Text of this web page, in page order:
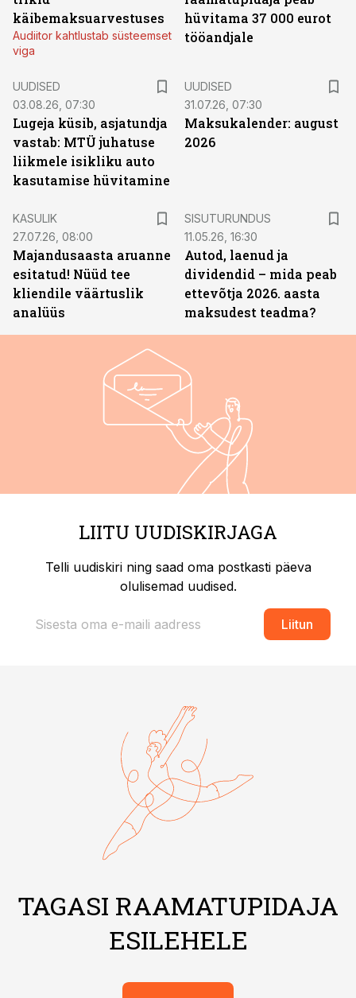
käibemaksuarvestuses
Audiitor kahtlustab süsteemset
viga
hüvitama 37 000 eurot
tööandjale
UUDISED
03.08.26, 07:30
Lugeja küsib, asjatundja
vastab: MTÜ juhatuse
liikmele isikliku auto
kasutamise hüvitamine
UUDISED
31.07.26, 07:30
Maksukalender: august
2026
KASULIK
27.07.26, 08:00
Majandusaasta aruanne
esitatud! Nüüd tee
kliendile väärtuslik
analüüs
SISUTURUNDUS
11.05.26, 16:30
Autod, laenud ja
dividendid – mida peab
ettevõtja 2026. aasta
maksudest teadma?
LIITU UUDISKIRJAGA
Telli uudiskiri ning saad oma postkasti päeva
olulisemad uudised.
Liitun
TAGASI RAAMATUPIDAJA
ESILEHELE